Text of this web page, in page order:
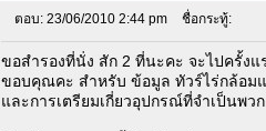
ตอบ: 23/06/2010 2:44 pm ชื่อกระทู้:
ขอสำรองที่นั่ง สัก 2 ที่นะคะ จะไปครั้งแ
ขอบคุณคะ สำหรับ ข้อมูล ทัวร์ไร่กล้อม
และการเตรียมเกี่ยวอุปกรณ์ที่จำเป็นพว